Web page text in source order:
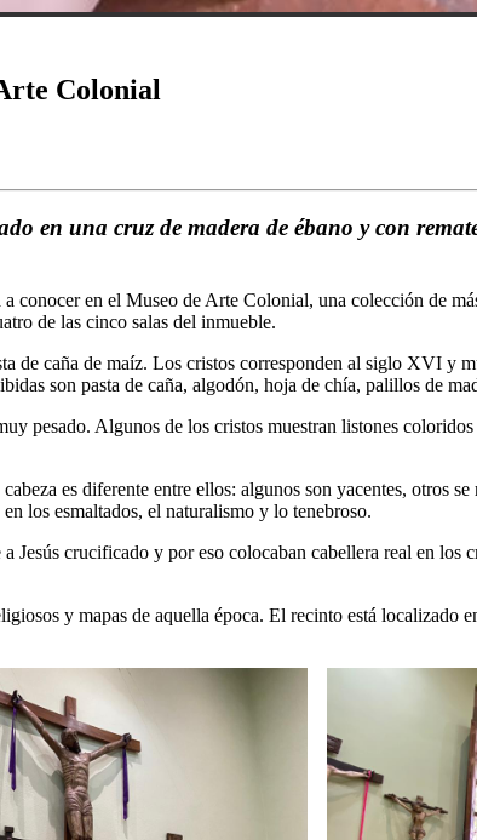
Colonial
en una cruz de madera de ébano y con
conocer en el Museo de Arte Colonial, una colección de
de las cinco salas del inmueble.
de caña de maíz. Los cristos corresponden al siglo XVI y
son pasta de caña, algodón, hoja de chía, palillos de
pesado. Algunos de los cristos muestran listones
es diferente entre ellos: algunos son yacentes, otros se
los esmaltados, el naturalismo y lo tenebroso.
Jesús crucificado y por eso colocaban cabellera real en los
y mapas de aquella época. El recinto está localizado